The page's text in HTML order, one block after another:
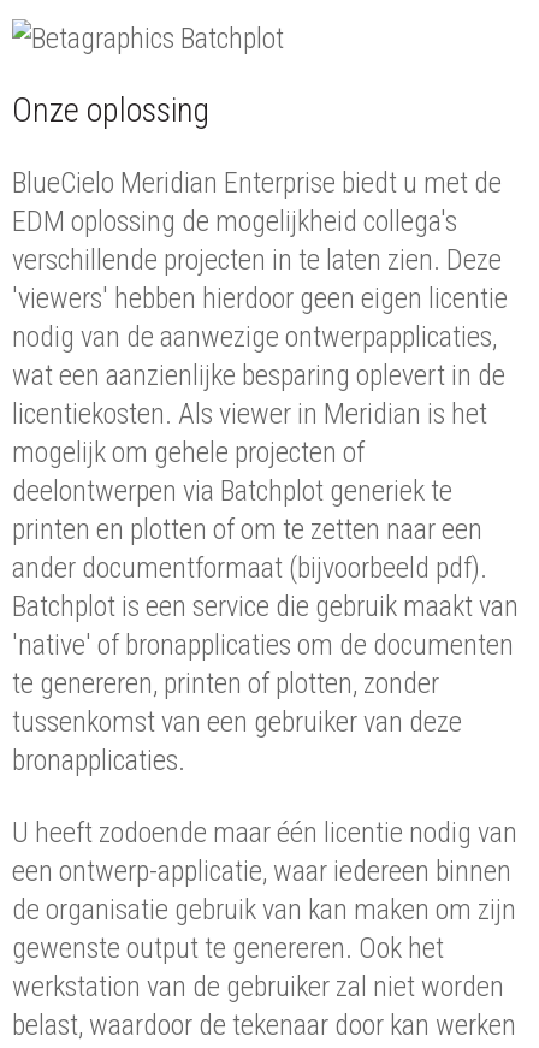
Onze oplossing
BlueCielo Meridian Enterprise biedt u met de
EDM oplossing de mogelijkheid collega's
verschillende projecten in te laten zien. Deze
'viewers' hebben hierdoor geen eigen licentie
nodig van de aanwezige ontwerpapplicaties,
wat een aanzienlijke besparing oplevert in de
licentiekosten. Als viewer in Meridian is het
mogelijk om gehele projecten of
deelontwerpen via Batchplot generiek te
printen en plotten of om te zetten naar een
ander documentformaat (bijvoorbeeld pdf).
Batchplot is een service die gebruik maakt van
'native' of bronapplicaties om de documenten
te genereren, printen of plotten, zonder
tussenkomst van een gebruiker van deze
bronapplicaties.
U heeft zodoende maar één licentie nodig van
een ontwerp-applicatie, waar iedereen binnen
de organisatie gebruik van kan maken om zijn
gewenste output te genereren. Ook het
werkstation van de gebruiker zal niet worden
belast, waardoor de tekenaar door kan werken